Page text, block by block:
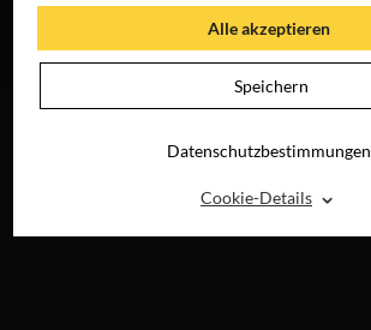
DER TRAFIKANT
BLU-RAY &
Alle akzeptieren
Speichern
Datenschutzbestimmungen
Cookie-Details ⌃